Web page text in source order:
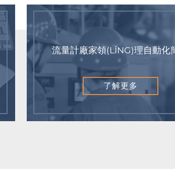
流量計廠家領(LǏNG)理自動化
了解更多